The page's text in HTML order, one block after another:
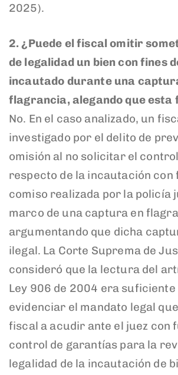
2025).
2.¿Puede el fiscal omitir
de legalidad un bien con fines
incautado durante una
flagrancia, alegando que esta
No. En el caso analizado, un
investigado por el delito de
omisión al no solicitar el
respecto de la incautación con
comiso realizada por la policía
marco de una captura en
argumentando que dicha
ilegal. La Corte Suprema de
consideró que la lectura del
Ley 906 de 2004 era suficiente
evidenciar el mandato legal
fiscal a acudir ante el juez con
control de garantías para la
legalidad de la incautación de